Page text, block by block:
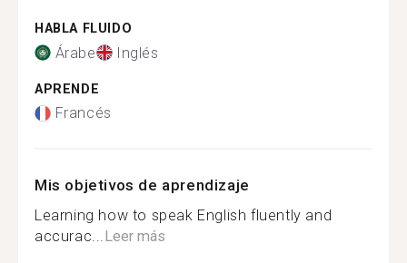
HABLA FLUIDO
Árabe Inglés
APRENDE
Francés
Mis objetivos de aprendizaje
Learning how to speak English fluently and
accurac...Leer más